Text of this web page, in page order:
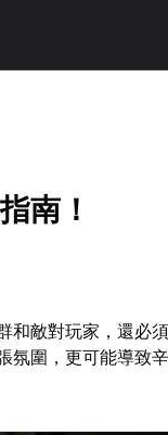
南！
和敵對玩家，還必
圍，更可能導致